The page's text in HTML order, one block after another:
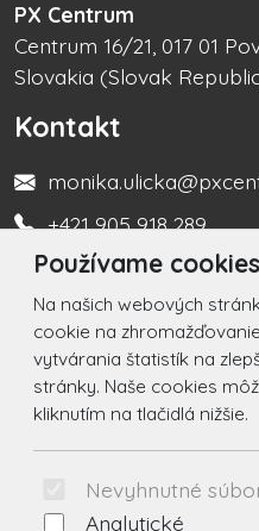
Používame cookies
Na našich webových
cookie na
vytvárania štatistík na
stránky. Naše cookies
kliknutím na tlačidlá nižšie.
Nevyhnutné
Analytické
PX Centrum
Centrum 16/21, 017 01
Slovakia (Slovak
Kontakt
+421 905 918 289
Turistická informačná
Social
Facebook
Instagram
© 2026 Arrabella s.r.o.,